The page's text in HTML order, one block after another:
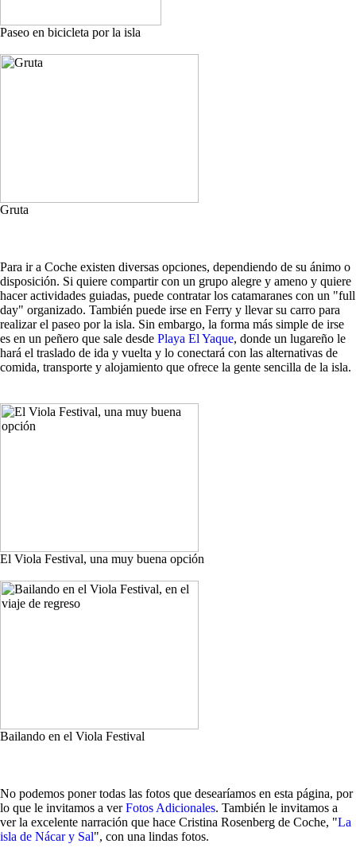
Paseo en bicicleta por la isla
Gruta
Para ir a Coche existen diversas opciones, dependiendo de su ánimo o
disposición. Si quiere compartir con un grupo alegre y ameno y quiere
hacer actividades guiadas, puede contratar los catamaranes con un "full
day" organizado. También puede irse en Ferry y llevar su carro para
realizar el paseo por la isla. Sin embargo, la forma más simple de irse
es en un peñero que sale desde Playa El Yaque, donde un lugareño le
hará el traslado de ida y vuelta y lo conectará con las alternativas de
comida, transporte y alojamiento que ofrece la gente sencilla de la isla.
El Viola Festival, una muy buena opción
Bailando en el Viola Festival
No podemos poner todas las fotos que desearíamos en esta página, por
lo que le invitamos a verFotos Adicionales. También le invitamos a
ver la excelente narración que hace Cristina Rosenberg de Coche, "La
isla de Nácar y Sal", con una lindas fotos.